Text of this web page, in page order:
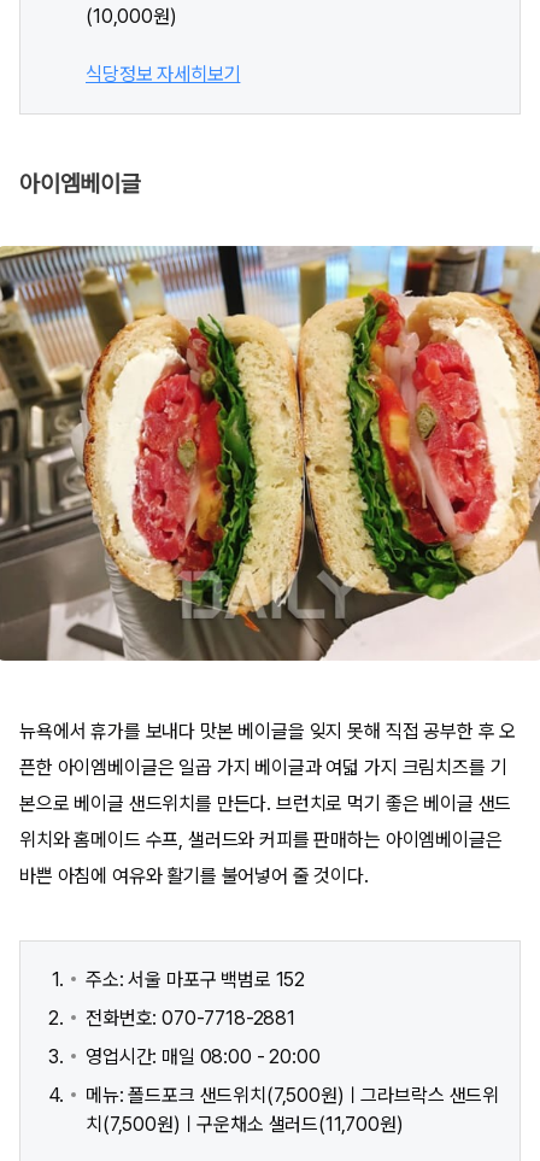
(10,000원)
식당정보 자세히보기
아이엠베이글
뉴욕에서 휴가를 보내다 맛본 베이글을 잊지 못해 직접 공부한 후 오
픈한 아이엠베이글은 일곱 가지 베이글과 여덟 가지 크림치즈를 기
본으로 베이글 샌드위치를 만든다. 브런치로 먹기 좋은 베이글 샌드
위치와 홈메이드 수프, 샐러드와 커피를 판매하는 아이엠베이글은
바쁜 아침에 여유와 활기를 불어넣어 줄 것이다.
주소: 서울 마포구 백범로 152
전화번호: 070-7718-2881
영업시간: 매일 08:00 - 20:00
메뉴: 폴드포크 샌드위치(7,500원)ㅣ그라브락스 샌드위
치(7,500원)ㅣ구운채소 샐러드(11,700원)